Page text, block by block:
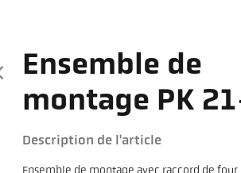
Ensemble de
montage PK
Description de l'article